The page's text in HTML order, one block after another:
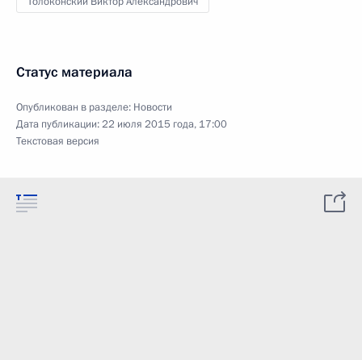
Статус материала
Опубликован в разделе: Новости
Дата публикации:22 июля 2015 года, 17:00
Текстовая версия